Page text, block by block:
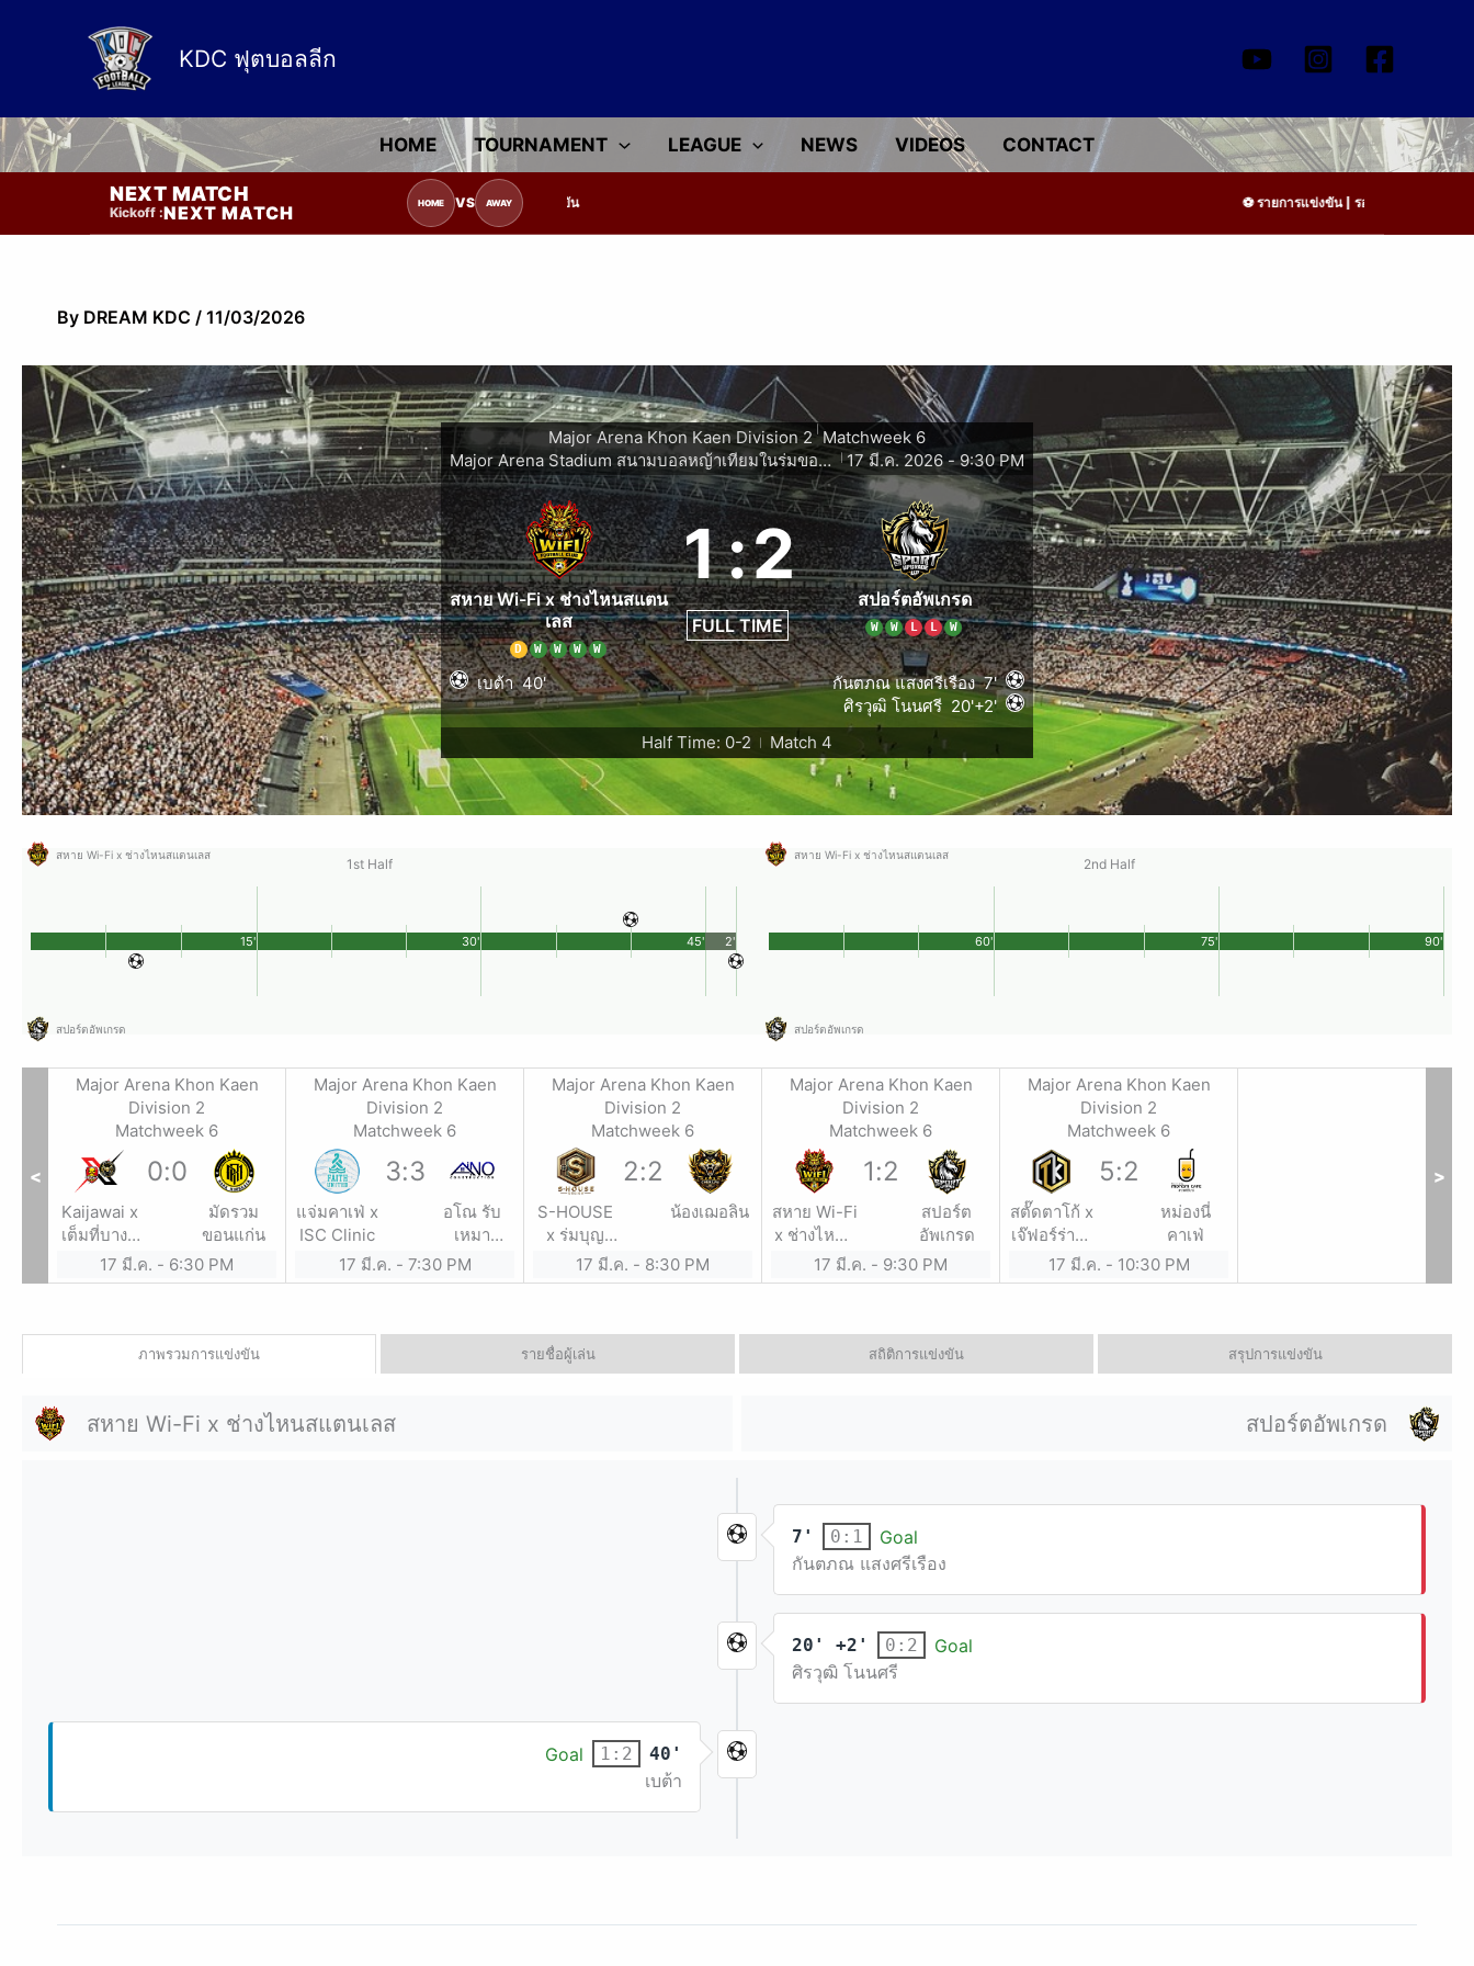
KDC ฟุตบอลลีก
HOME TOURNAMENT LEAGUE NEWS VIDEOS CONTACT
NEXT MATCH
Kickoff :NEXT MATCH HOME VS AWAY
รายการแข่งขัน | รอระบุวันแข่งขัน | รอข้อมูลทีมแข่งขัน รายการแข่งขัน | รอระบุวันแข่งขัน | รอ
By DREAM KDC / 11/03/2026
Major Arena Khon Kaen Division 2 Matchweek 6
Major Arena Stadium สนามบอลหญ้าเทียมในร่มขอนแก่น
| 17 มี.ค. 2026 - 9:30 PM
สหาย Wi-Fi x ช่างไหนสแตน
เลส
D W W W W
1:2
FULL TIME
สปอร์ตอัพเกรด
W W L L W
เบต้า 40' กันตภณ แสงศรีเรือง 7'
ศิรวุฒิ โนนศรี 20'+2'
Half Time: 0-2
Match 4
สหาย Wi-Fi x ช่างไหนสแตนเลส
1st Half
สปอร์ตอัพเกรด
45'
15' 30' 2'
สหาย Wi-Fi x ช่างไหนสแตนเลส
2nd Half
สปอร์ตอัพเกรด
90'
60' 75'
Major Arena Khon Kaen
Division 2
Matchweek 6
Kaijawai x
เต็มที่บางสี
เสื้อ x ทีเด็ด
บ้านเซียน
0:0
มัดรวม
ขอนแก่น
17 มี.ค. - 6:30 PM
Major Arena Khon Kaen
Division 2
Matchweek 6
แจ่มคาเฟ่ x
ISC Clinic
3:3
อโณ รับ
เหมา
ก่อสร้าง
17 มี.ค. - 7:30 PM
Major Arena Khon Kaen
Division 2
Matchweek 6
S-HOUSE
x ร่มบุญ
ฟาร์ม
2:2
น้องเฌอลิน
17 มี.ค. - 8:30 PM
Major Arena Khon Kaen
Division 2
Matchweek 6
สหาย Wi-Fi
x ช่างไหนส
แตนเลส
1:2
สปอร์ต
อัพเกรด
17 มี.ค. - 9:30 PM
Major Arena Khon Kaen
Division 2
Matchweek 6
สตั๊ดตาโก้ x
เจ๊ฟอร์ร่าสั่ง
ลุย
5:2
หม่องนี่
คาเฟ่
17 มี.ค. - 10:30 PM
< >
ภาพรวมการแข่งขัน รายชื่อผู้เล่น สถิติการแข่งขัน สรุปการแข่งขัน
สหาย Wi-Fi x ช่างไหนสแตนเลส สปอร์ตอัพเกรด
7' 0:1
Goal
กันตภณ แสงศรีเรือง
20' +2' 0:2
Goal
ศิรวุฒิ โนนศรี
Goal 1:2 40'
เบต้า